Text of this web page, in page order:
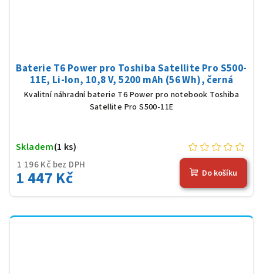
Baterie T6 Power pro Toshiba Satellite Pro S500-
11E, Li-Ion, 10,8 V, 5200 mAh (56 Wh), černá
Kvalitní náhradní baterie T6 Power pro notebook Toshiba
Satellite Pro S500-11E
1 196 Kč bez DPH
1 447 Kč
Skladem(1 ks)
Do košíku